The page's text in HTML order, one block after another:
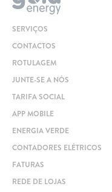
SERVIÇOS
CONTACTOS
ROTULAGEM
JUNTE-SE A NÓS
TARIFA SOCIAL
APP MOBILE
ENERGIA VERDE
CONTADORES ELÉTRICOS
FATURAS
REDE DE LOJAS